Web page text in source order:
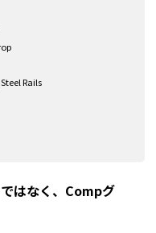
Rails
はなく、Compグ